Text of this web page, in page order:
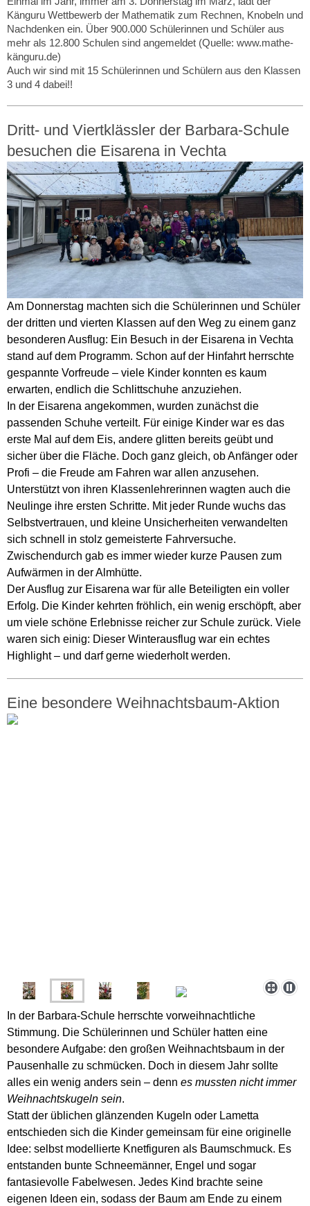
Känguru Wettbewerb der Mathematik zum Rechnen, Knobeln und
Nachdenken ein. Über 900.000 Schülerinnen und Schüler aus
mehr als 12.800 Schulen sind angemeldet (Quelle: www.mathe-
känguru.de)
Auch wir sind mit 15 Schülerinnen und Schülern aus den Klassen
3 und 4 dabei!!
Dritt- und Viertklässler der Barbara-Schule
besuchen die Eisarena in Vechta
Am Donnerstag machten sich die Schülerinnen und Schüler
der dritten und vierten Klassen auf den Weg zu einem ganz
besonderen Ausflug: Ein Besuch in der Eisarena in Vechta
stand auf dem Programm. Schon auf der Hinfahrt herrschte
gespannte Vorfreude – viele Kinder konnten es kaum
erwarten, endlich die Schlittschuhe anzuziehen.
In der Eisarena angekommen, wurden zunächst die
passenden Schuhe verteilt. Für einige Kinder war es das
erste Mal auf dem Eis, andere glitten bereits geübt und
sicher über die Fläche. Doch ganz gleich, ob Anfänger oder
Profi – die Freude am Fahren war allen anzusehen.
Unterstützt von ihren Klassenlehrerinnen wagten auch die
Neulinge ihre ersten Schritte. Mit jeder Runde wuchs das
Selbstvertrauen, und kleine Unsicherheiten verwandelten
sich schnell in stolz gemeisterte Fahrversuche.
Zwischendurch gab es immer wieder kurze Pausen zum
Aufwärmen in der Almhütte.
Der Ausflug zur Eisarena war für alle Beteiligten ein voller
Erfolg. Die Kinder kehrten fröhlich, ein wenig erschöpft, aber
um viele schöne Erlebnisse reicher zur Schule zurück. Viele
waren sich einig: Dieser Winterausflug war ein echtes
Highlight – und darf gerne wiederholt werden.
Eine besondere Weihnachtsbaum-Aktion
In der Barbara-Schule herrschte vorweihnachtliche
Stimmung. Die Schülerinnen und Schüler hatten eine
besondere Aufgabe: den großen Weihnachtsbaum in der
Pausenhalle zu schmücken. Doch in diesem Jahr sollte
alles ein wenig anders sein – denn es mussten nicht immer
Weihnachtskugeln sein.
Statt der üblichen glänzenden Kugeln oder Lametta
entschieden sich die Kinder gemeinsam für eine originelle
Idee: selbst modellierte Knetfiguren als Baumschmuck. Es
entstanden bunte Schneemänner, Engel und sogar
fantasievolle Fabelwesen. Jedes Kind brachte seine
eigenen Ideen ein, sodass der Baum am Ende zu einem